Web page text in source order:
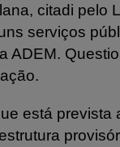
citadi pelo
serviços
ADEM.
está